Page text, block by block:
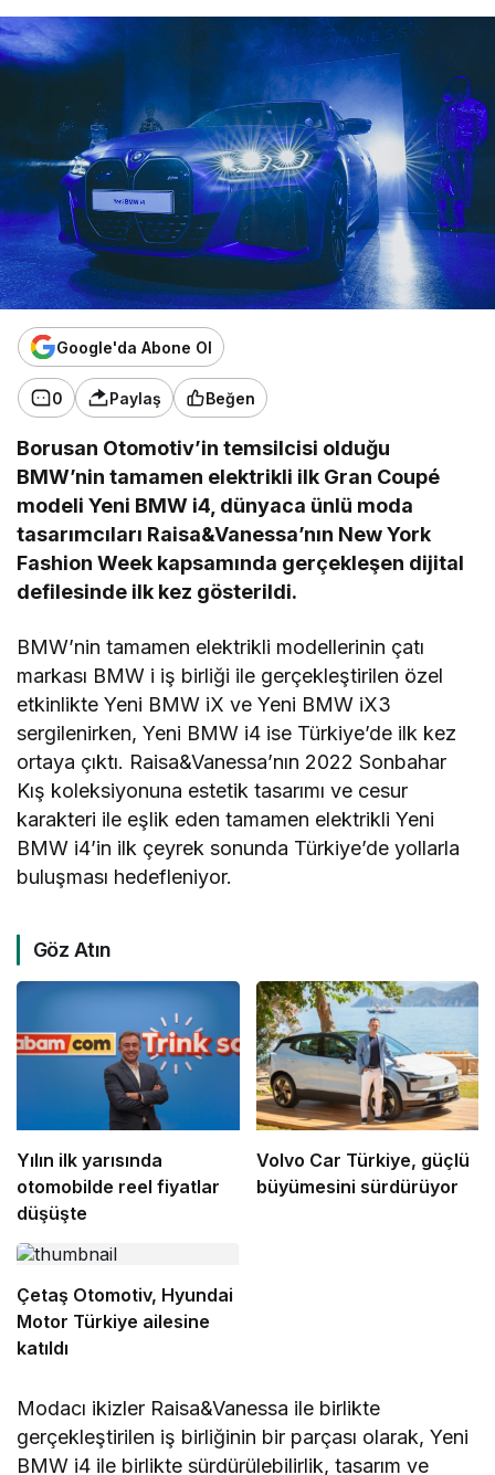
Google'da Abone Ol
0 Paylaş Beğen
Borusan Otomotiv’in temsilcisi olduğu
BMW’nin tamamen elektrikli ilk Gran Coupé
modeli Yeni BMW i4, dünyaca ünlü moda
tasarımcıları Raisa&Vanessa’nın New York
Fashion Week kapsamında gerçekleşen dijital
defilesinde ilk kez gösterildi.
BMW’nin tamamen elektrikli modellerinin çatı
markası BMW i iş birliği ile gerçekleştirilen özel
etkinlikte Yeni BMW iX ve Yeni BMW iX3
sergilenirken, Yeni BMW i4 ise Türkiye’de ilk kez
ortaya çıktı. Raisa&Vanessa’nın 2022 Sonbahar
Kış koleksiyonuna estetik tasarımı ve cesur
karakteri ile eşlik eden tamamen elektrikli Yeni
BMW i4’in ilk çeyrek sonunda Türkiye’de yollarla
buluşması hedefleniyor.
Göz Atın
Yılın ilk yarısında
otomobilde reel fiyatlar
düşüşte
Volvo Car Türkiye, güçlü
büyümesini sürdürüyor
Çetaş Otomotiv, Hyundai
Motor Türkiye ailesine
katıldı
Modacı ikizler Raisa&Vanessa ile birlikte
gerçekleştirilen iş birliğinin bir parçası olarak, Yeni
BMW i4 ile birlikte sürdürülebilirlik, tasarım ve